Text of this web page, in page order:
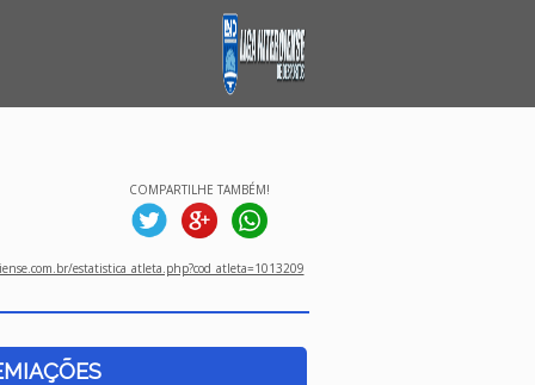
COMPARTILHE TAMBÉM!
estatistica_atleta.php?cod_atleta=1013209